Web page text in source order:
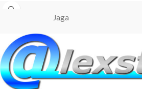
Γενικά Χαρακτηριστικά
Τύπος: APFP Περιγραφή:
Jaga